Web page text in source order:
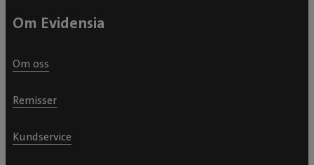
Om Evidensia
Om oss
Remisser
Kundservice